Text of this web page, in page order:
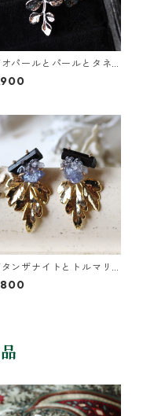
パールとパールとタネ
ナの葉ピアス
ンザナイトとトルマリ
レマチスの葉ピアス